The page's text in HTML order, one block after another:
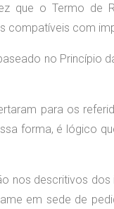
que o Termo de
compatíveis com
no Princípio
para os
forma, é lógico
nos descritivos
em sede de